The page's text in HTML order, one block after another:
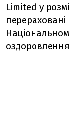
Limited у